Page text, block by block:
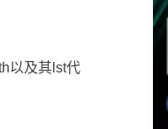
以及其lst代